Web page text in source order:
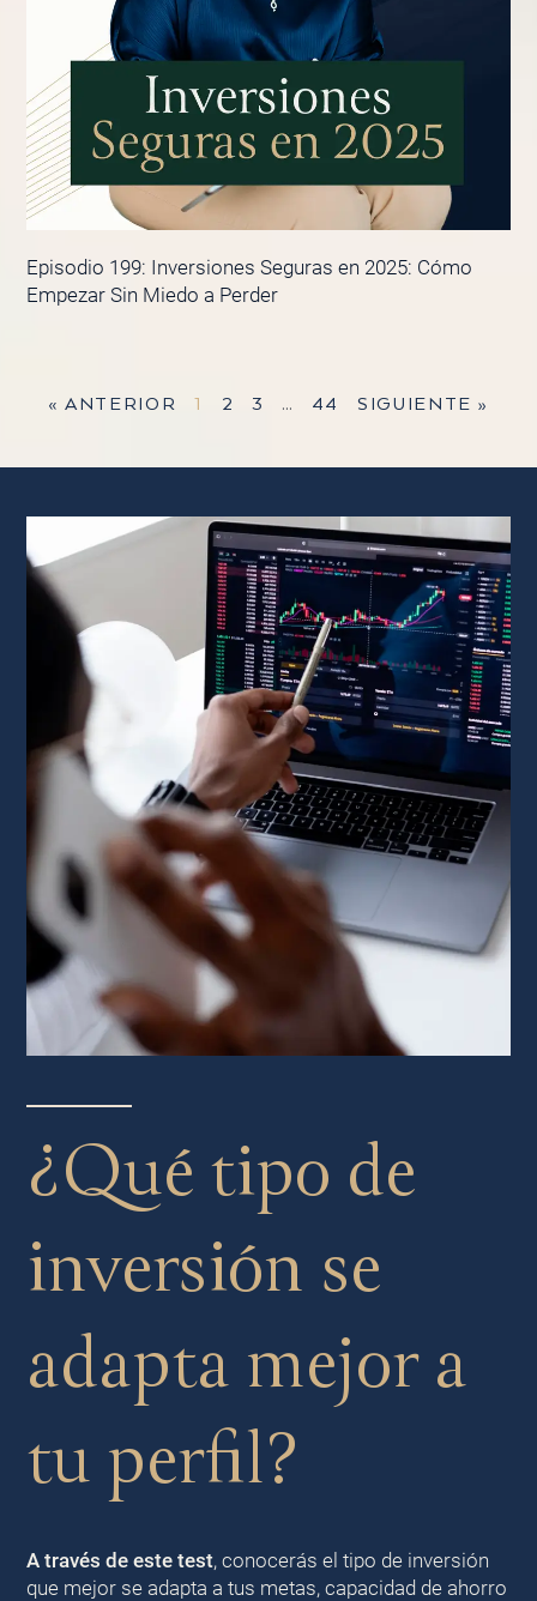
Episodio 199: Inversiones Seguras en 2025: Cómo
Empezar Sin Miedo a Perder
« ANTERIOR 1 2 3 … 44 SIGUIENTE »
¿Qué tipo de
inversión se
adapta mejor a
tu perfil?
A través de este test, conocerás el tipo de inversión
que mejor se adapta a tus metas, capacidad de ahorro